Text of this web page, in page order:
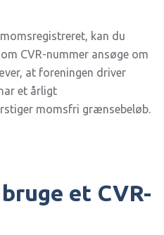
kan du
CVR-nummer ansøge om
at foreningen driver
et årligt
momsfri grænsebeløb.
et CVR-